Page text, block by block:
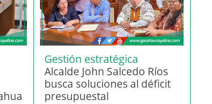
Gestión estratégica
Alcalde John Salcedo Ríos
busca soluciones al déficit
presupuestal